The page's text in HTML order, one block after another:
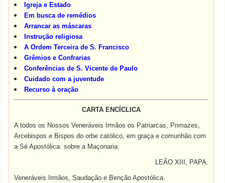
Igreja e Estado
Em busca de remédios
Arrancar as máscaras
Instrução religiosa
A Ordem Terceira de S. Francisco
Grêmios e Confrarias
Conferências de S. Vicente de Paulo
Cuidado com a juventude
Recurso à oração
CARTA ENCÍCLICA
A todos os Nossos Veneráveis Irmãos os Patriarcas, Primazes,
Arcebispos e Bispos do orbe católico, em graça e comunhão com
a Sé Apostólica: sobre a Maçonaria.
LEÃO XIII, PAPA.
Veneráveis Irmãos, Saudação e Benção Apostólica.